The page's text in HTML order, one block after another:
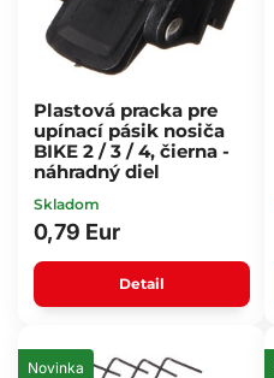
Plastová pracka pre
upínací pásik nosiča
BIKE 2 / 3 / 4, čierna -
náhradný diel
Skladom
0,79 Eur
Detail
Novinka